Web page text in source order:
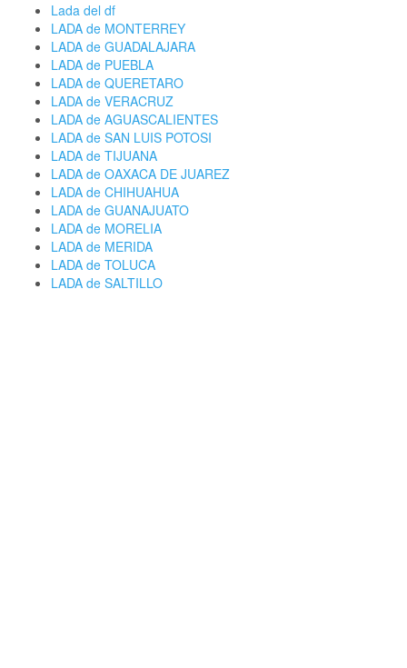
Lada del df
LADA de MONTERREY
LADA de GUADALAJARA
LADA de PUEBLA
LADA de QUERETARO
LADA de VERACRUZ
LADA de AGUASCALIENTES
LADA de SAN LUIS POTOSI
LADA de TIJUANA
LADA de OAXACA DE JUAREZ
LADA de CHIHUAHUA
LADA de GUANAJUATO
LADA de MORELIA
LADA de MERIDA
LADA de TOLUCA
LADA de SALTILLO